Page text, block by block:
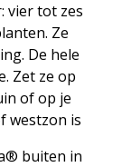
vier tot zes
Ze
De hele
Zet ze op
of op je
westzon is
buiten in